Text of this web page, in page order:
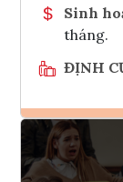
Sinh
tháng.
ĐỊNH